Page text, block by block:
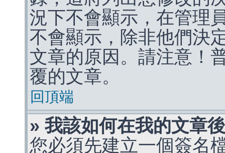
況下不會顯示，在管理
不會顯示，除非他們決
文章的原因。請注意！
覆的文章。
回頂端
» 我該如何在我的文章
您必須先建立一個簽名